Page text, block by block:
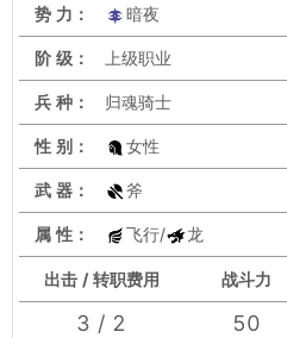
势 力： 暗夜
阶 级： 上级职业
兵 种： 归魂骑士
性 别： 女性
武 器： 斧
属 性： 飞行/ 龙
出击 / 转职费用 战斗力
3 / 2 50